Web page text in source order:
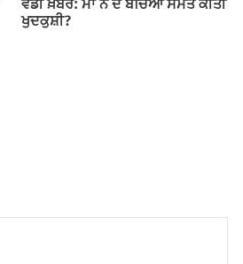
ਵੱਡੀ ਖ਼ਬਰ: ਮਾਂ ਨੇ ਦੋ ਬੱਚਿਆਂ ਸਮੇਤ ਕੀਤੀ
ਖੁਦਕੁਸ਼ੀ?